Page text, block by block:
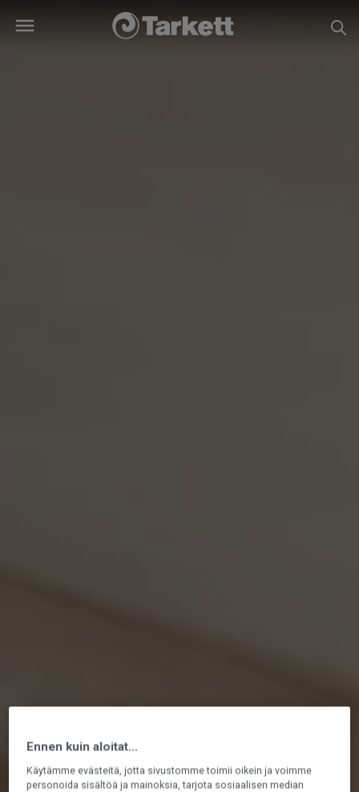
Ennen kuin aloitat...
Käytämme evästeitä, jotta sivustomme toimii oikein ja voimme
personoida sisältöä ja mainoksia, tarjota sosiaalisen median